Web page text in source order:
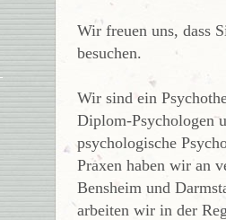
Wir freuen uns, dass
besuchen.
Wir sind ein
Diplom-Psychologen
psychologische
Praxen haben wir an
Bensheim und
arbeiten wir in der